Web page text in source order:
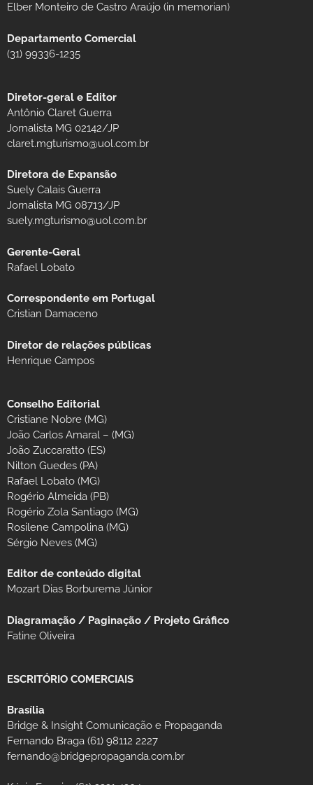
Elber Monteiro de Castro Araújo (in memorian)
Departamento Comercial
(31) 99336-1235
Diretor-geral e Editor
Antônio Claret Guerra
Jornalista MG 02142/JP
claret.mgturismo@uol.com.br
Diretora de Expansão
Suely Calais Guerra
Jornalista MG 08713/JP
suely.mgturismo@uol.com.br
Gerente-Geral
Rafael Lobato
Correspondente em Portugal
Cristian Damaceno
Diretor de relações públicas
Henrique Campos
Conselho Editorial
Cristiane Nobre (MG)
João Carlos Amaral – (MG)
João Zuccaratto (ES)
Nilton Guedes (PA)
Rafael Lobato (MG)
Rogério Almeida (PB)
Rogério Zola Santiago (MG)
Rosilene Campolina (MG)
Sérgio Neves (MG)
Editor de conteúdo digital
Mozart Dias Borburema Júnior
Diagramação / Paginação / Projeto Gráfico
Fatine Oliveira
ESCRITÓRIO COMERCIAIS
Brasília
Bridge & Insight Comunicação e Propaganda
Fernando Braga (61) 98112 2227
fernando@bridgepropaganda.com.br